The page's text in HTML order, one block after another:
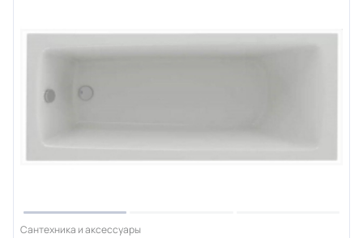
Сантехника и аксессуары